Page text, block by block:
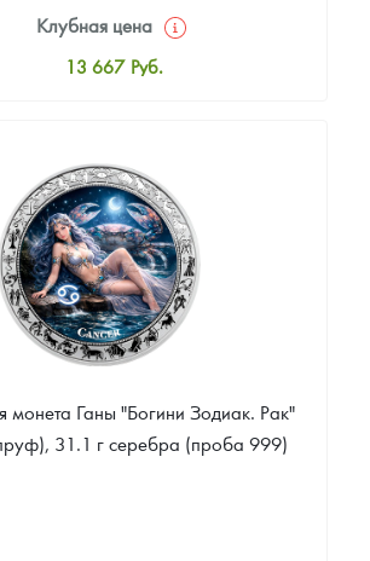
Клубная цена
13 667 Руб.
Цена выкупа
Звоните
монета Ганы "Богини Зодиак. Рак"
31.1 г серебра (проба 999)